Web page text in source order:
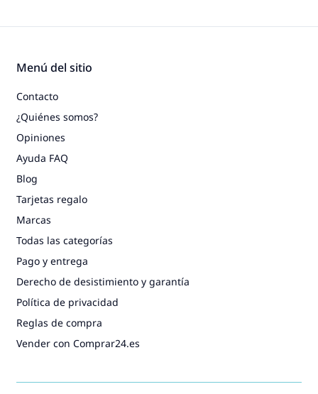
Menú del sitio
Contacto
¿Quiénes somos?
Opiniones
Ayuda FAQ
Blog
Tarjetas regalo
Marcas
Todas las categorías
Pago y entrega
Derecho de desistimiento y garantía
Política de privacidad
Reglas de compra
Vender con Comprar24.es